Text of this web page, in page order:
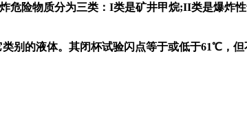
危险物质分为三类：I类是矿井甲烷;II类是爆炸
别的液体。其闭杯试验闪点等于或低于61℃，